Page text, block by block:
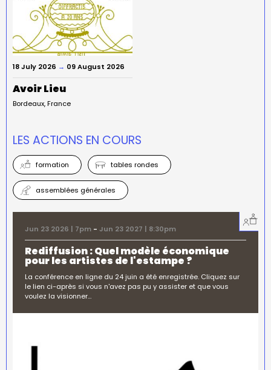
18 July 2026 → 09 August 2026
Avoir Lieu
Bordeaux France
LES ACTIONS EN COURS
formation tables rondes
assemblées générales
Jun 23 2026 | 7pm - Jun 23 2027 | 8:30pm
Rediffusion : Quel modèle économique
pour les artistes de l'estampe ?
La conférence en ligne du 24 juin a été enregistrée. Cliquez sur
le lien ci-après si vous n'avez pas pu y assister et que vous
voulez la visionner…